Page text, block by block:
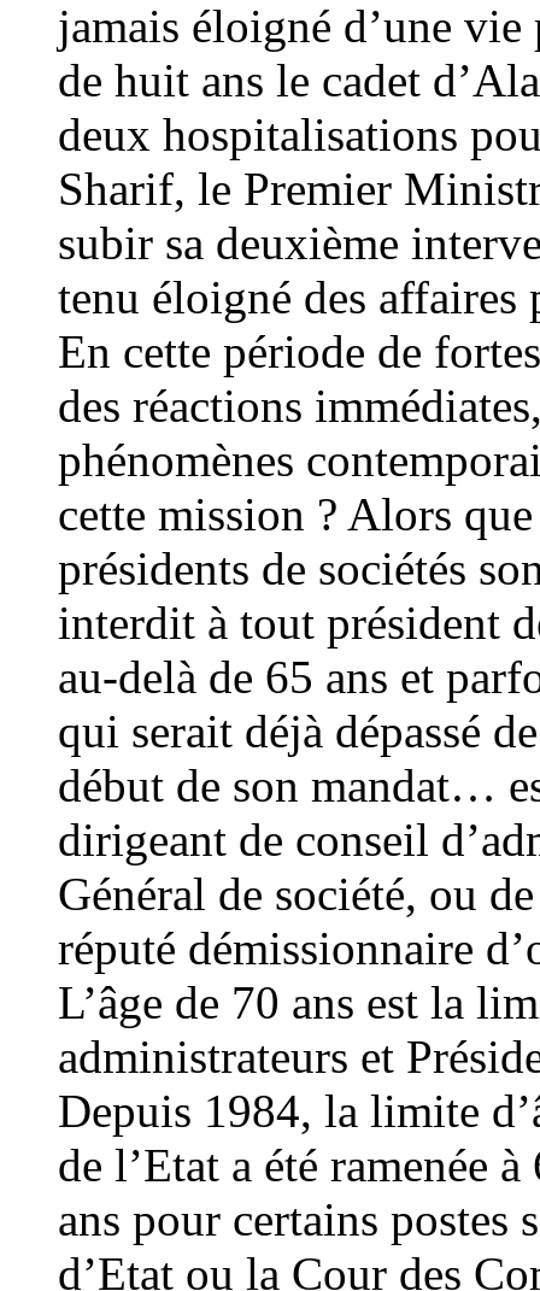
jamais éloigné d’une
de huit ans le cadet
deux hospitalisations
Sharif, le Premier
subir sa deuxième
tenu éloigné des affaires
En cette période de
des réactions
phénomènes
cette mission ? Alors
présidents de sociétés
interdit à tout président
au-delà de 65 ans et
qui serait déjà dépassé
début de son mandat…
dirigeant de conseil
Général de société, ou
réputé démissionnaire
L’âge de 70 ans est la
administrateurs et
Depuis 1984, la limite
de l’Etat a été ramenée
ans pour certains postes
d’Etat ou la Cour des